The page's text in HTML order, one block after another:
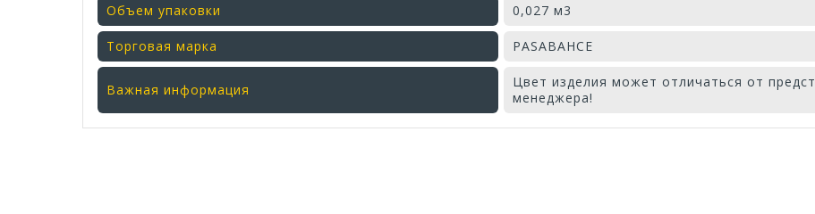
Объем упаковки 0,027 м3
Торговая марка PASABAHCE
Важная информация
Цвет изделия может отличаться от
менеджера!